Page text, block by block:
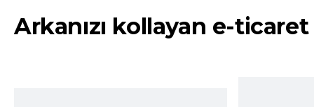
Arkanızı kollayan e-ticaret